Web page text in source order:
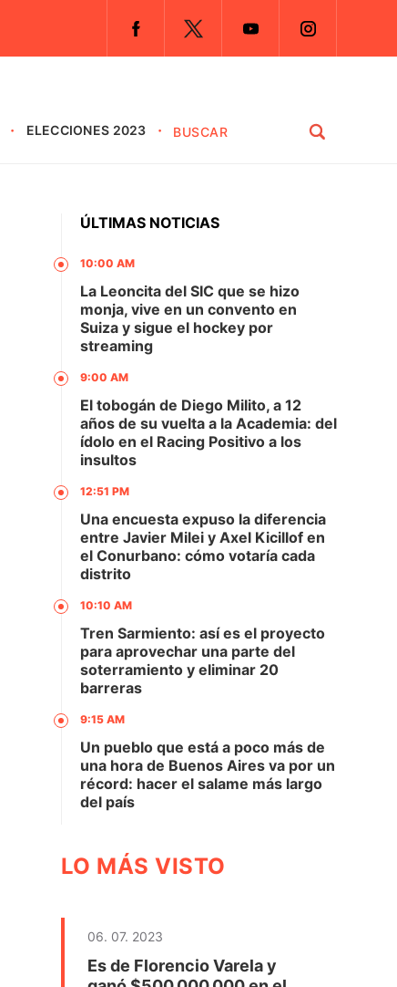
ELECCIONES 2023
ÚLTIMAS NOTICIAS
10:00 AM
La Leoncita del SIC que se hizo
monja, vive en un convento en
Suiza y sigue el hockey por
streaming
9:00 AM
El tobogán de Diego Milito, a 12
años de su vuelta a la Academia: del
ídolo en el Racing Positivo a los
insultos
12:51 PM
Una encuesta expuso la diferencia
entre Javier Milei y Axel Kicillof en
el Conurbano: cómo votaría cada
distrito
10:10 AM
Tren Sarmiento: así es el proyecto
para aprovechar una parte del
soterramiento y eliminar 20
barreras
9:15 AM
Un pueblo que está a poco más de
una hora de Buenos Aires va por un
récord: hacer el salame más largo
del país
LO MÁS VISTO
06. 07. 2023
Es de Florencio Varela y